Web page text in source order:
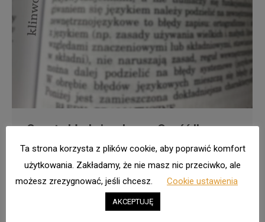
Częste błędy językowe. Część II
Blog,Formy i normy PrzezKarolina
7 października 2021
Zostaw komentarz
Nie ma chyba człowieka, który nigdy nie popełniłby
błędu językowego. A internet jest doskonałym
Ta strona korzysta z plików cookie, aby poprawić komfort
użytkowania. Zakładamy, że nie masz nic przeciwko, ale
możesz zrezygnować, jeśli chcesz.
Cookie ustawienia
AKCEPTUJĘ